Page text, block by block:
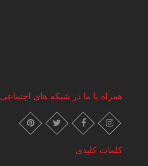
همراه با ما در شبکه های اجتماعی
instagram
facebook
twitter
pinterest
کلمات کلیدی